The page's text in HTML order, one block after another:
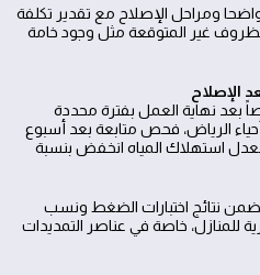
ومراحل الإصلاح مع تقدير تكلفة
غير المتوقعة مثل وجود خامة
بعد نهاية العمل بفترة محددة
الرياض، فحص متابعة بعد أسبوع
استهلاك المياه انخفض بنسبة
نتائج اختبارات الضغط ونسب
خاصة في عناصر التمديدات